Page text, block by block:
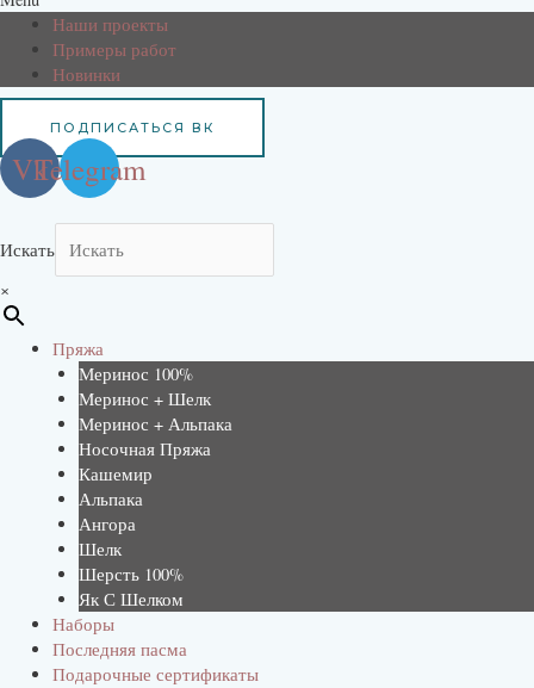
Наши проекты
Примеры работ
Новинки
ПОДПИСАТЬСЯ ВК
VkTelegram
Искать
×
Пряжа
Меринос 100%
Меринос + Шелк
Меринос + Альпака
Носочная Пряжа
Кашемир
Альпака
Ангора
Шелк
Шерсть 100%
Як С Шелком
Наборы
Последняя пасма
Подарочные сертификаты